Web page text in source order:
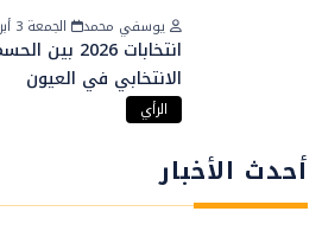
يوسفي محمد الجمعة 3 أبريل 2026 - 17:00
انتخابات
الانتخابي في العيون
الرأي
أحدث الأخبار